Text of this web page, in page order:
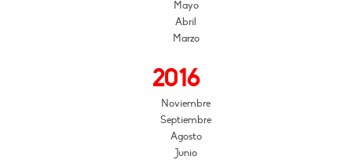
Mayo
Abril
Marzo
2016
Noviembre
Septiembre
Agosto
Junio